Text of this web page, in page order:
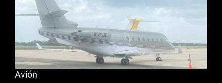
Avión